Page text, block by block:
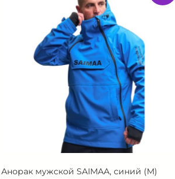
Анорак мужской SAIMAA, синий (M)